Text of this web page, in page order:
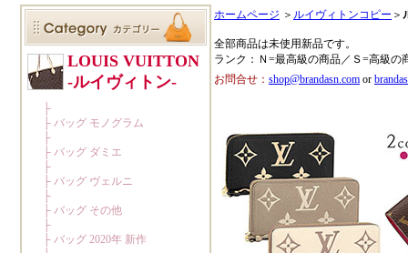
ホームページ ＞ ルイヴィトンコピー ＞
全部商品は未使用新品です。
ランク：Ｎ=最高級の商品／Ｓ=高級の
お問合せ： shop@brandasn.com or